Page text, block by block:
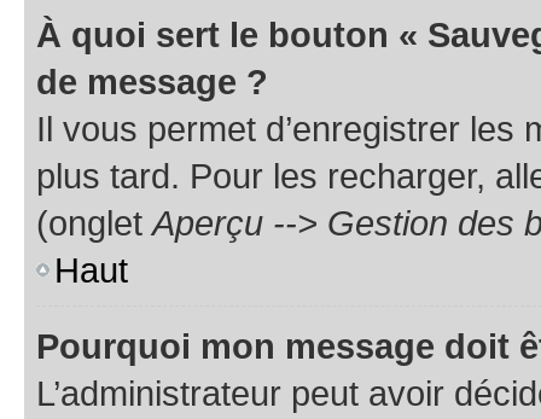
À quoi sert le bouton «
de message ?
Il vous permet d’enregistrer
plus tard. Pour les recharger,
(ongletAperçu --> Gestion des
Haut
Pourquoi mon message doit
L’administrateur peut avoir